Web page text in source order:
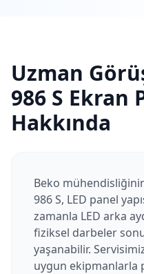
Uzman
986 S Ekran
Hakkında
Beko
986 S, LED panel
zamanla LED arka
fiziksel darbeler
yaşanabilir.
uygun ekipmanlarla